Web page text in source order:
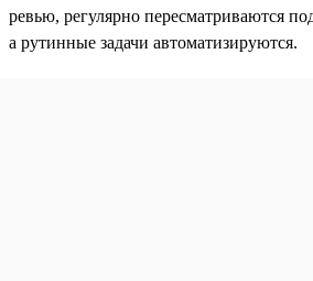
ревью, регулярно пересматриваются
а рутинные задачи автоматизируются.